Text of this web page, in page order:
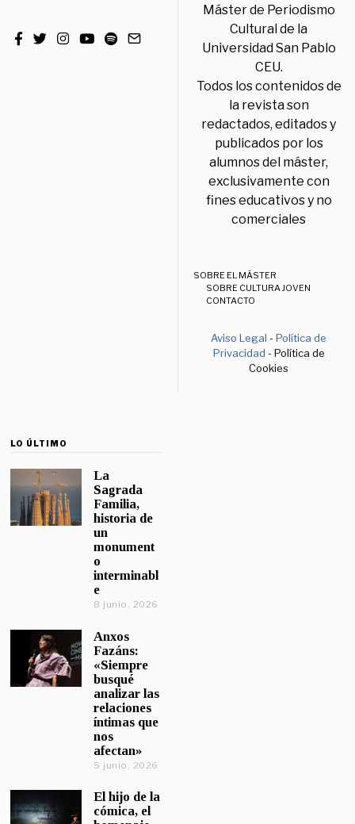
Máster de Periodismo
Cultural de la
Universidad San Pablo
CEU.
Todos los contenidos de
la revista son
redactados, editados y
publicados por los
alumnos del máster,
exclusivamente con
fines educativos y no
comerciales
SOBRE EL MÁSTER
SOBRE CULTURA JOVEN
CONTACTO
Aviso Legal -Política de
Privacidad - Política de
Cookies
LO ÚLTIMO
La
Sagrada
Familia,
historia de
un
monument
o
interminabl
e
8 junio, 2026
Anxos
Fazáns:
«Siempre
busqué
analizar las
relaciones
íntimas que
nos
afectan»
5 junio, 2026
El hijo de la
cómica, el